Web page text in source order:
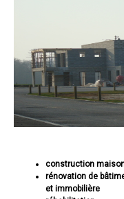
construction
rénovation de
et immobilière